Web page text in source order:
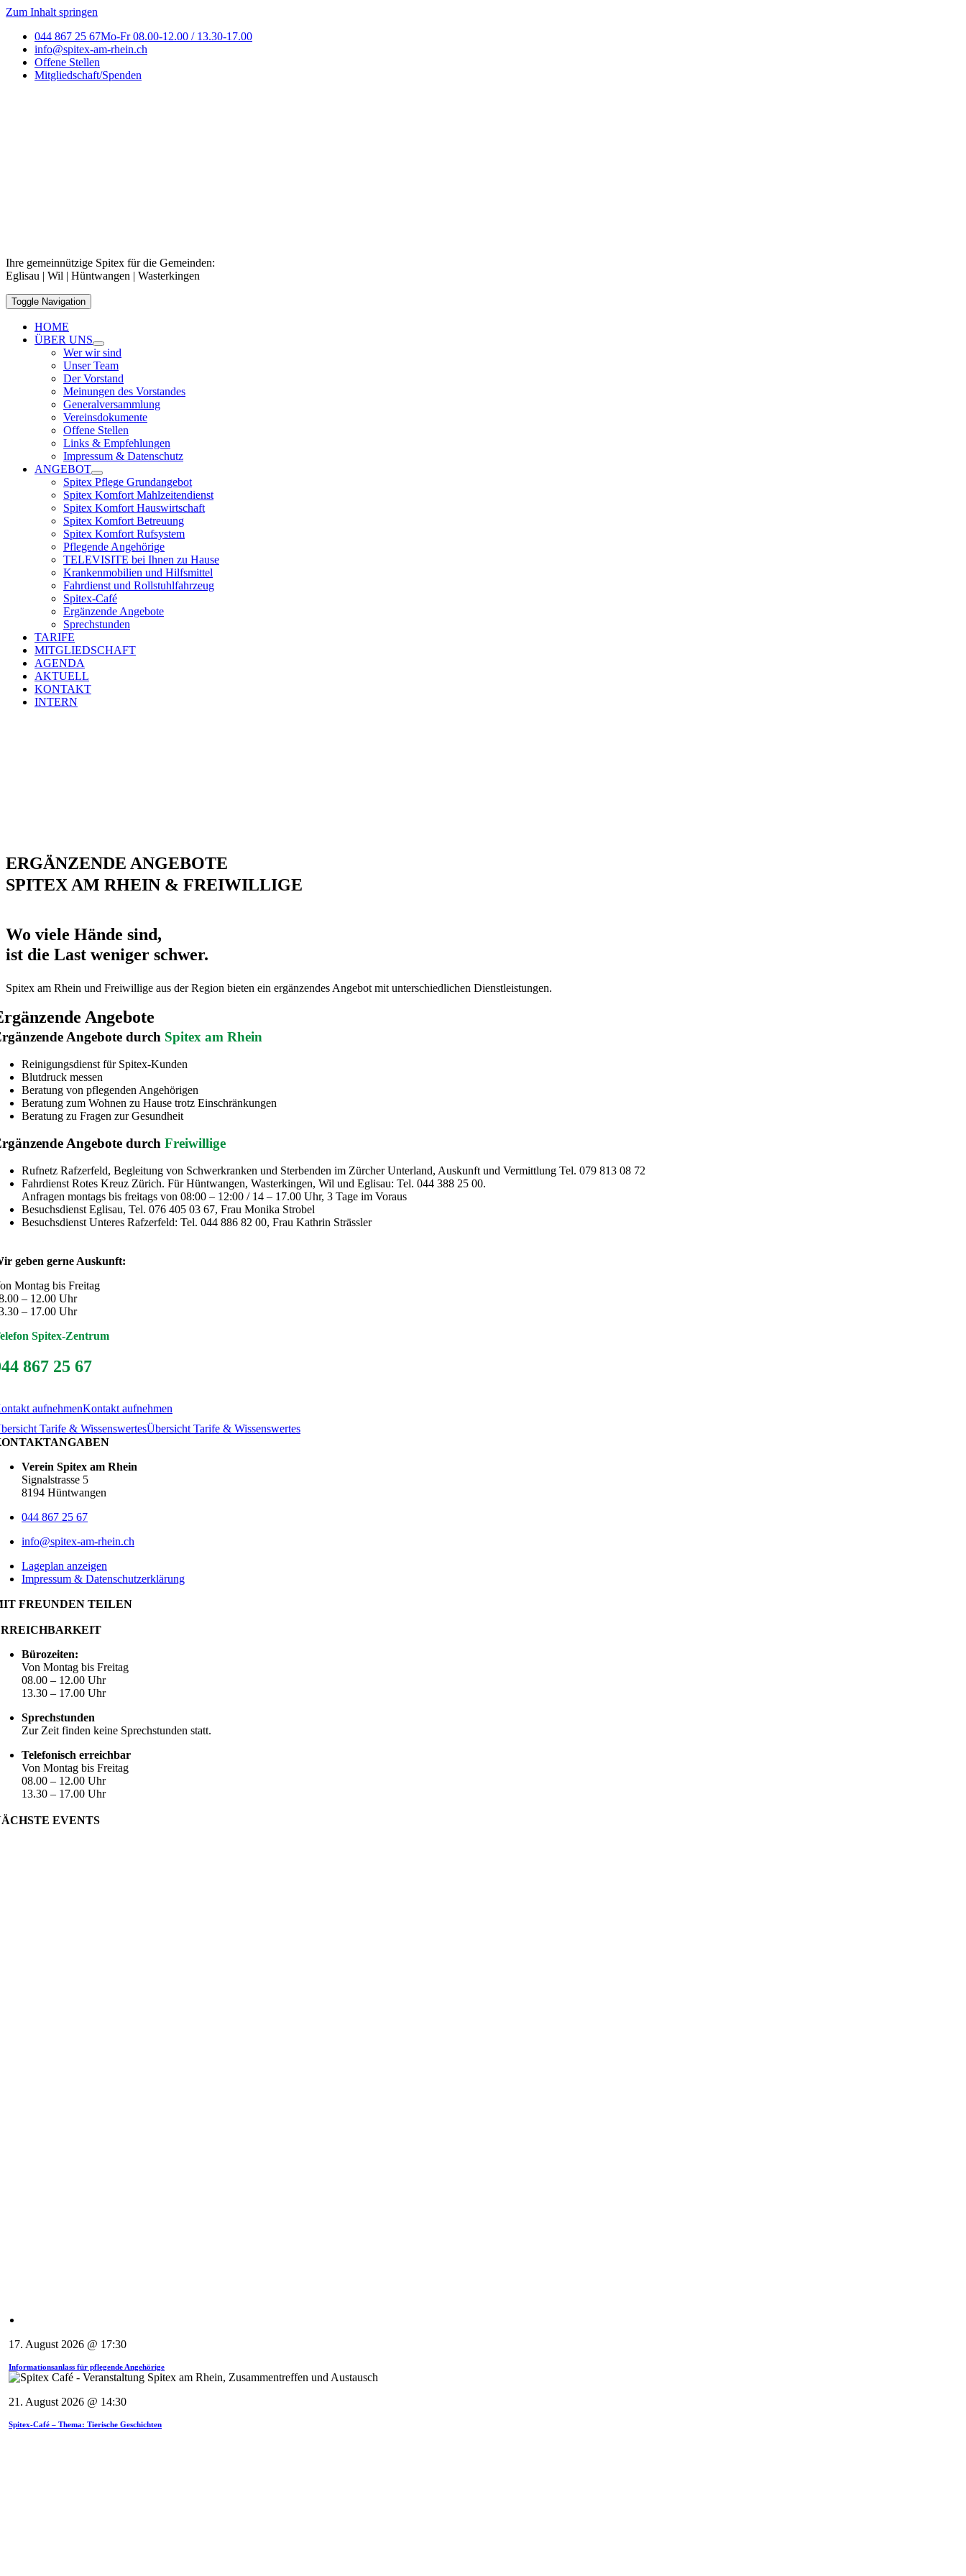
Zum Inhalt springen
044 867 25 67Mo-Fr 08.00-12.00 / 13.30-17.00
info@spitex-am-rhein.ch
Offene Stellen
Mitgliedschaft/Spenden
Ihre gemeinnützige Spitex für die Gemeinden:
Eglisau | Wil | Hüntwangen | Wasterkingen
Toggle Navigation
HOME
ÜBER UNS
Wer wir sind
Unser Team
Der Vorstand
Meinungen des Vorstandes
Generalversammlung
Vereinsdokumente
Offene Stellen
Links & Empfehlungen
Impressum & Datenschutz
ANGEBOT
Spitex Pflege Grundangebot
Spitex Komfort Mahlzeitendienst
Spitex Komfort Hauswirtschaft
Spitex Komfort Betreuung
Spitex Komfort Rufsystem
Pflegende Angehörige
TELEVISITE bei Ihnen zu Hause
Krankenmobilien und Hilfsmittel
Fahrdienst und Rollstuhlfahrzeug
Spitex-Café
Ergänzende Angebote
Sprechstunden
TARIFE
MITGLIEDSCHAFT
AGENDA
AKTUELL
KONTAKT
INTERN
ERGÄNZENDE ANGEBOTE
SPITEX AM RHEIN & FREIWILLIGE
Wo viele Hände sind,
ist die Last weniger schwer.
Spitex am Rhein und Freiwillige aus der Region bieten ein ergänzendes Angebot mit unterschiedlichen Dienstleistungen.
Angebote
Angebote durch Spitex am Rhein
Reinigungsdienst für Spitex-Kunden
Blutdruck messen
Beratung von pflegenden Angehörigen
Beratung zum Wohnen zu Hause trotz Einschränkungen
Beratung zu Fragen zur Gesundheit
Angebote durch Freiwillige
Rufnetz Rafzerfeld, Begleitung von Schwerkranken und Sterbenden im Zürcher Unterland, Auskunft und Vermittlung Tel. 079 813 08 72
Fahrdienst Rotes Kreuz Zürich. Für Hüntwangen, Wasterkingen, Wil und Eglisau: Tel. 044 388 25 00.
Anfragen montags bis freitags von 08:00 – 12:00 / 14 – 17.00 Uhr, 3 Tage im Voraus
Besuchsdienst Eglisau, Tel. 076 405 03 67, Frau Monika Strobel
Besuchsdienst Unteres Rafzerfeld: Tel. 044 886 82 00, Frau Kathrin Strässler
geben gerne Auskunft:
Montag bis Freitag
– 12.00 Uhr
– 17.00 Uhr
Spitex-Zentrum
867 25 67
aufnehmenKontakt aufnehmen
Tarife & WissenswertesÜbersicht Tarife & Wissenswertes
Verein Spitex am Rhein
Signalstrasse 5
8194 Hüntwangen
044 867 25 67
info@spitex-am-rhein.ch
Lageplan anzeigen
Impressum & Datenschutzerklärung
FREUNDEN TEILEN
Bürozeiten:
Von Montag bis Freitag
08.00 – 12.00 Uhr
13.30 – 17.00 Uhr
Sprechstunden
Zur Zeit finden keine Sprechstunden statt.
Telefonisch erreichbar
Von Montag bis Freitag
08.00 – 12.00 Uhr
13.30 – 17.00 Uhr
EVENTS
17. August 2026 @ 17:30
Informationsanlass für pflegende Angehörige
21. August 2026 @ 14:30
Spitex-Café – Thema: Tierische Geschichten